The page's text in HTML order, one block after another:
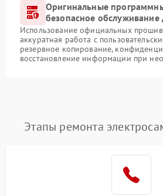
Оригинальные
безопасное
Использование официальных
аккуратная работа с
резервное копирование,
восстановление информации при
Этапы ремонта